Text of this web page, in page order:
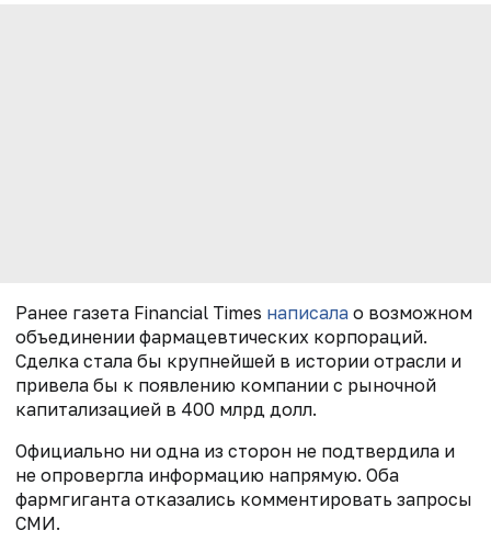
Ранее газета Financial Times написала о возможном
объединении фармацевтических корпораций.
Сделка стала бы крупнейшей в истории отрасли и
привела бы к появлению компании с рыночной
капитализацией в 400 млрд долл.
Официально ни одна из сторон не подтвердила и
не опровергла информацию напрямую. Оба
фармгиганта отказались комментировать запросы
СМИ.